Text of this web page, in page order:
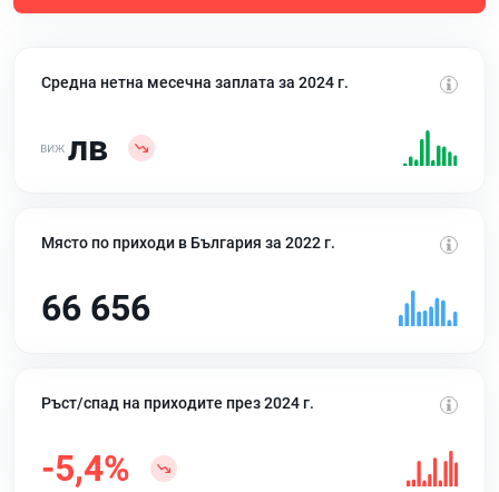
Средна нетна месечна заплата за 2024 г.
лв
Място по приходи в България за 2022 г.
66 656
Ръст/спад на приходите през 2024 г.
-5,4%